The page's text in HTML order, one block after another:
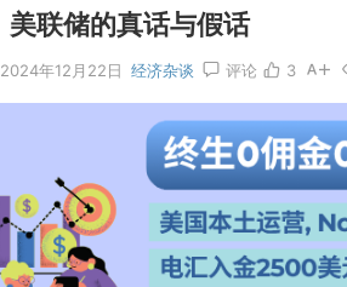
美联储的真话与假话
2024年12月22日 经济杂谈 评论 3